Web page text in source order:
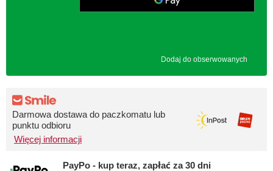
Dodaj do obserwowanych
Darmowa dostawa do paczkomatu lub
punktu odbioru
Więcej informacji
PayPo - kup teraz, zapłać za 30 dni